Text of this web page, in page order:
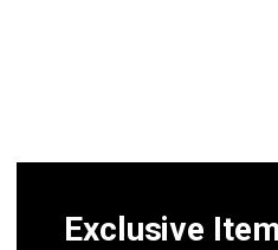
Exclusive Item